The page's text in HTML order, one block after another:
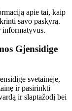
apie tai, kaip
savo paskyrą.
informatyvus.
Gjensidige
svetainėje,
ir pasirinkti
ir slaptažodį bei